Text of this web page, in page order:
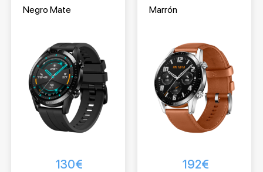
Negro Mate
130€
Marrón
192€